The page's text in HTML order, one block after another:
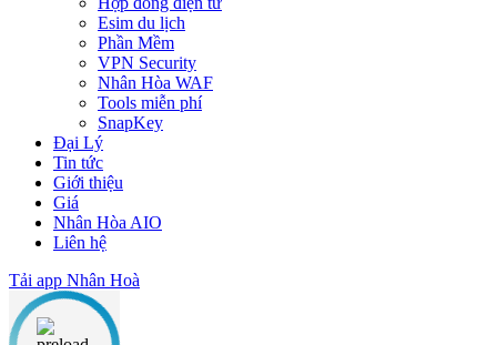
Esim du lịch
Phần Mềm
VPN Security
Nhân Hòa WAF
Tools miễn phí
SnapKey
Đại Lý
Tin tức
Giới thiệu
Giá
Nhân Hòa AIO
Liên hệ
Tải app Nhân Hoà
Nội dung chính